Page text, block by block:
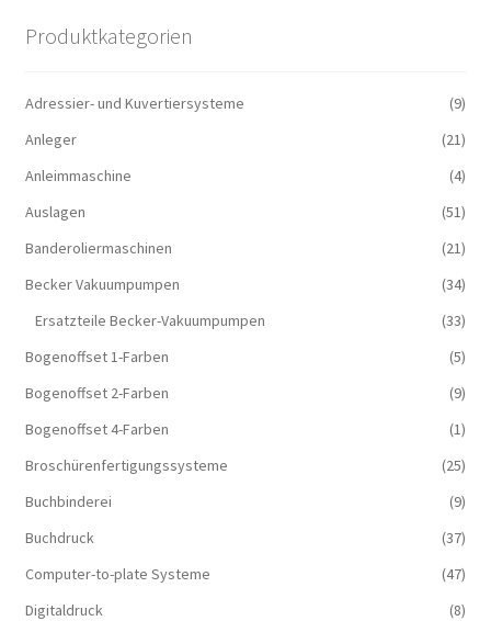
Produktkategorien
Adressier- und Kuvertiersysteme
(9)
Anleger
(21)
Anleimmaschine
(4)
Auslagen
(51)
Banderoliermaschinen
(21)
Becker Vakuumpumpen
(34)
Ersatzteile Becker-Vakuumpumpen
(33)
Bogenoffset 1-Farben
(5)
Bogenoffset 2-Farben
(9)
Bogenoffset 4-Farben
(1)
Broschürenfertigungssysteme
(25)
Buchbinderei
(9)
Buchdruck
(37)
Computer-to-plate Systeme
(47)
Digitaldruck
(8)